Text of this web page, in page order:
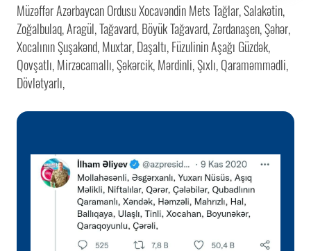
Müzəffər Azərbaycan Ordusu Xocavəndin Mets Tağlar, Salakətin,
Zoğalbulaq, Aragül, Tağavard, Böyük Tağavard, Zərdanaşen, Şəhər,
Xocalının Şuşakənd, Muxtar, Daşaltı, Füzulinin Aşağı Güzdək,
Qovşatlı, Mirzəcamallı, Şəkərcik, Mərdinli, Şıxlı, Qaraməmmədli,
Dövlətyarlı,